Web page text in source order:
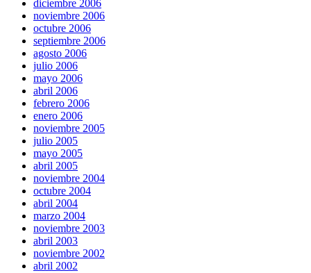
diciembre 2006
noviembre 2006
octubre 2006
septiembre 2006
agosto 2006
julio 2006
mayo 2006
abril 2006
febrero 2006
enero 2006
noviembre 2005
julio 2005
mayo 2005
abril 2005
noviembre 2004
octubre 2004
abril 2004
marzo 2004
noviembre 2003
abril 2003
noviembre 2002
abril 2002